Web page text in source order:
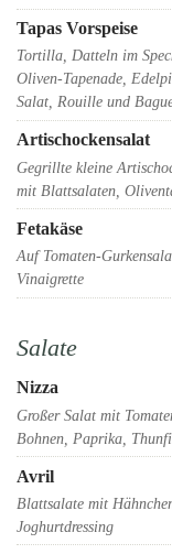
Tapas Vorspeise
Tortilla, Datteln im
Oliven-Tapenade,
Salat, Rouille und
Artischockensalat
Gegrillte kleine
mit Blattsalaten,
Fetakäse
Auf Tomaten-
Vinaigrette
Salate
Nizza
Großer Salat mit
Bohnen, Paprika,
Avril
Blattsalate mit
Joghurtdressing